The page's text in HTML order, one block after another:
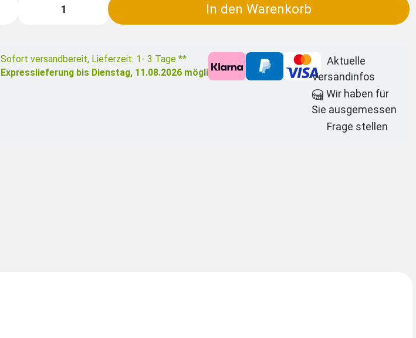
In den Warenkorb
Sofort versandbereit, Lieferzeit: 1- 3 Tage **
Expresslieferung bis Dienstag, 11.08.2026 möglich
Aktuelle
Versandinfos
Wir haben für
Sie ausgemessen
Frage stellen